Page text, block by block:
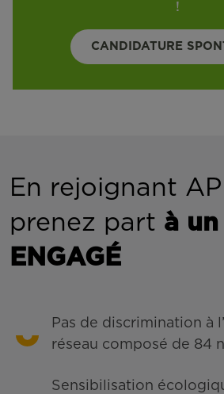
!
CANDIDATURE
En rejoignant
prenez part à
ENGAGÉ
Pas de discrimination à
réseau composé de 84
Sensibilisation